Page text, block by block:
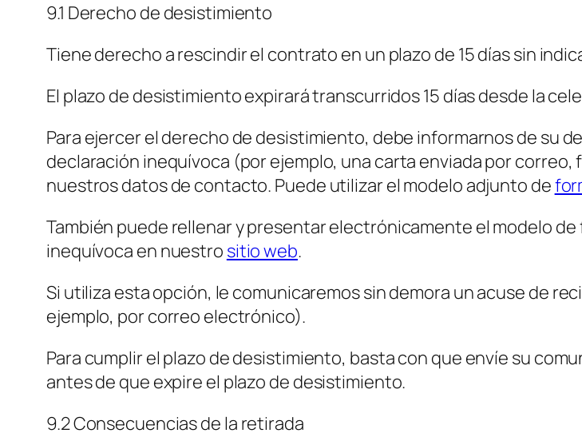
9.1 Derecho de desistimiento
Tiene derecho a rescindir el contrato en un plazo de 15 días sin
El plazo de desistimiento expirará transcurridos 15 días desde la
Para ejercer el derecho de desistimiento, debe informarnos de su
declaración inequívoca (por ejemplo, una carta enviada por
nuestros datos de contacto. Puede utilizar el modelo adjunto de
También puede rellenar y presentar electrónicamente el modelo
inequívoca en nuestro sitio web.
Si utiliza esta opción, le comunicaremos sin demora un acuse de
ejemplo, por correo electrónico).
Para cumplir el plazo de desistimiento, basta con que envíe su
antes de que expire el plazo de desistimiento.
9.2 Consecuencias de la retirada